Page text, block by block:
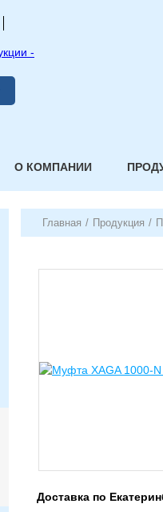
О КОМПАНИИ
Главная / Продукция /
Доставка по